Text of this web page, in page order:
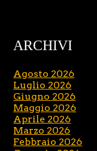
ARCHIVI
Agosto 2026
Luglio 2026
Giugno 2026
Maggio 2026
Aprile 2026
Marzo 2026
Febbraio 2026